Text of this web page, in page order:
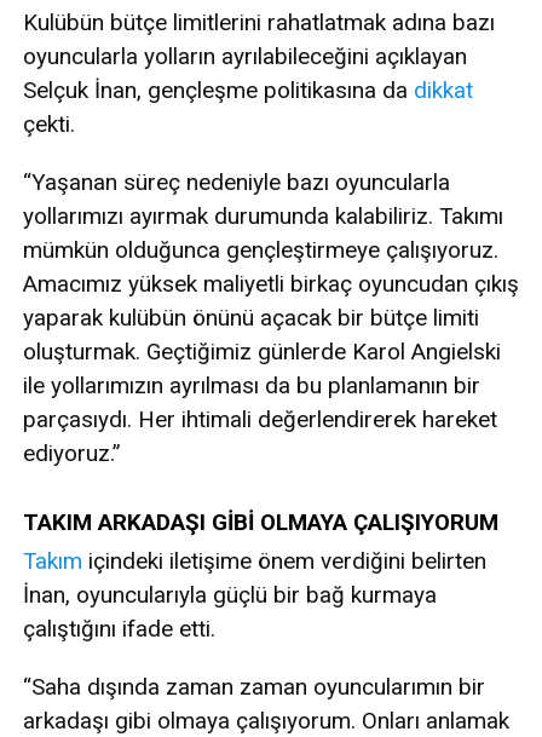
Kulübün bütçe limitlerini rahatlatmak adına bazı
oyuncularla yolların ayrılabileceğini açıklayan
Selçuk İnan, gençleşme politikasına da dikkat
çekti.
“Yaşanan süreç nedeniyle bazı oyuncularla
yollarımızı ayırmak durumunda kalabiliriz. Takımı
mümkün olduğunca gençleştirmeye çalışıyoruz.
Amacımız yüksek maliyetli birkaç oyuncudan çıkış
yaparak kulübün önünü açacak bir bütçe limiti
oluşturmak. Geçtiğimiz günlerde Karol Angielski
ile yollarımızın ayrılması da bu planlamanın bir
parçasıydı. Her ihtimali değerlendirerek hareket
ediyoruz.”
TAKIM ARKADAŞI GİBİ OLMAYA ÇALIŞIYORUM
Takım içindeki iletişime önem verdiğini belirten
İnan, oyuncularıyla güçlü bir bağ kurmaya
çalıştığını ifade etti.
“Saha dışında zaman zaman oyuncularımın bir
arkadaşı gibi olmaya çalışıyorum. Onları anlamak